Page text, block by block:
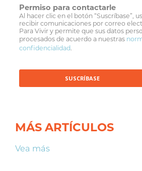
Permiso para contactarle
Al hacer clic en el botón “Suscríbase”,
recibir comunicaciones por correo
Para Vivir y permite que sus datos
procesados de acuerdo a nuestras
confidencialidad.
MÁS ARTÍCULOS
Vea más